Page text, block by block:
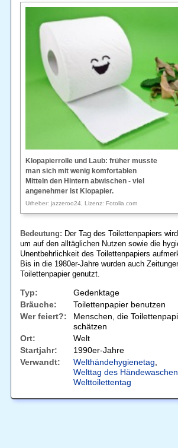
Klopapierrolle und Laub: früher musste
man sich mit wenig komfortablen
Mitteln den Hintern abwischen - viel
angenehmer ist Klopapier.
Urheber: jazzeroo24, Lizenz: Fotolia.com
Bedeutung: Der Tag des Toilettenpapiers
um auf den alltäglichen Nutzen sowie die
Unentbehrlichkeit des Toilettenpapiers
Bis in die 1980er-Jahre wurden auch
Toilettenpapier genutzt.
Typ:
Gedenktage
Bräuche:
Toilettenpapier benutzen
Wer feiert?:
Menschen, die
schätzen
Ort:
Welt
Startjahr:
1990er-Jahre
Verwandt:
Welthändehygienetag,
Welttag des
Welttoilettentag